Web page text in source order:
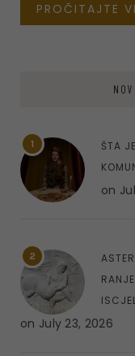
PROČITAJTE
1
ŠTA
on
2
on July 23, 2026